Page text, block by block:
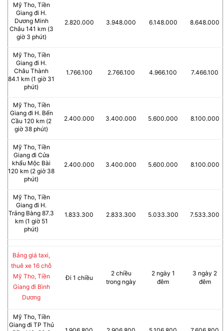
Mỹ Tho, Tiền
Giang đi H.
Dương Minh
Châu 141 km (3
giờ 3 phút)
2.820.000 3.948.000 6.148.000 8.648.000
Mỹ Tho, Tiền
Giang đi H.
Châu Thành
84.1 km (1 giờ 31
phút)
1.766.100 2.766.100 4.966.100 7.466.100
Mỹ Tho, Tiền
Giang đi H. Bến
Cầu 120 km (2
giờ 38 phút)
2.400.000 3.400.000 5.600.000 8.100.000
Mỹ Tho, Tiền
Giang đi Cửa
khẩu Mộc Bài
120 km (2 giờ 38
phút)
2.400.000 3.400.000 5.600.000 8.100.000
Mỹ Tho, Tiền
Giang đi H.
Trảng Bàng 87.3
km (1 giờ 51
phút)
1.833.300 2.833.300 5.033.300 7.533.300
Bảng giá taxi,
thuê xe 16 chỗ
Mỹ Tho, Tiền
Giang đi Bình
Dương
Đi 1 chiều
2 chiều
trong ngày
2 ngày 1
đêm
3 ngày 2
đêm
Mỹ Tho, Tiền
Giang đi TP Thủ